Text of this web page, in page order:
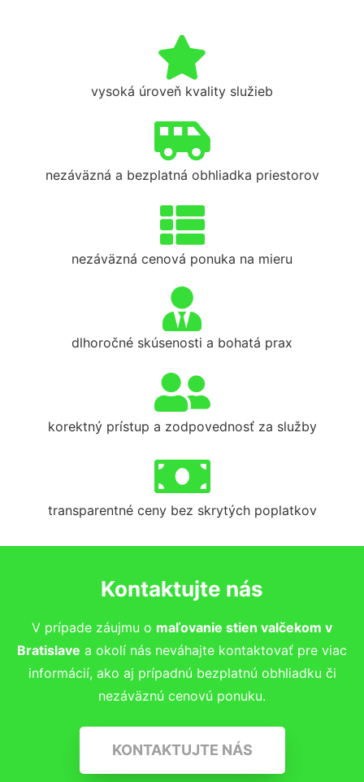
vysoká úroveň kvality služieb
nezáväzná a bezplatná obhliadka priestorov
nezáväzná cenová ponuka na mieru
dlhoročné skúsenosti a bohatá prax
korektný prístup a zodpovednosť za služby
transparentné ceny bez skrytých poplatkov
Kontaktujte nás
V prípade záujmu o maľovanie stien valčekom v
Bratislave a okolí nás neváhajte kontaktovať pre viac
informácií, ako aj prípadnú bezplatnú obhliadku či
nezáväznú cenovú ponuku.
KONTAKTUJTE NÁS